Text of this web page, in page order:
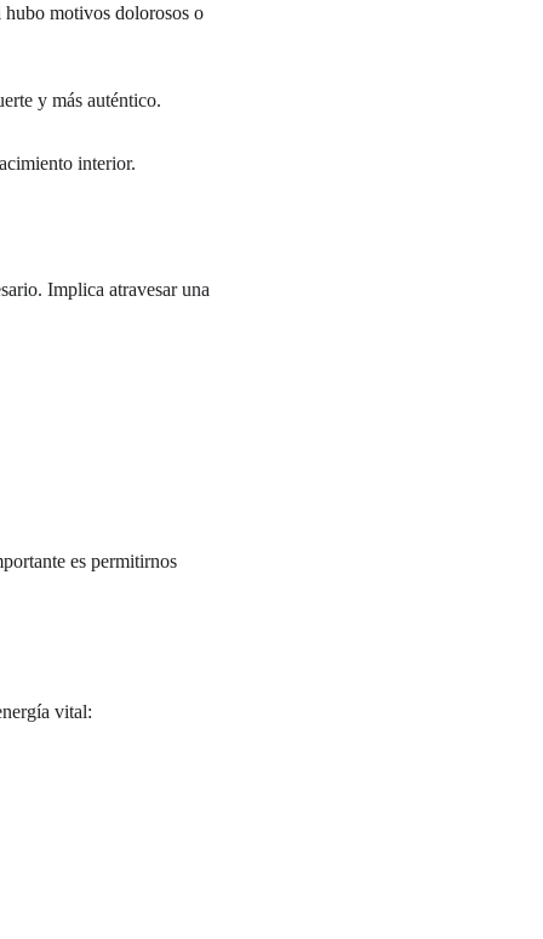
hubo motivos dolorosos o
y más auténtico.
interior.
Implica atravesar una
es permitirnos
vital: